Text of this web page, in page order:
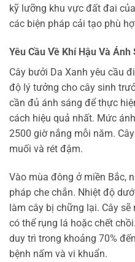
kỹ lưỡng khu vực đất đai
các biện pháp cải tạo phù
Yêu Cầu Về Khí Hậu Và Ánh
Cây bưởi Da Xanh yêu cầu
độ lý tưởng cho cây sinh
cần đủ ánh sáng để thực
cách hiệu quả nhất. Mức
2500 giờ nắng mỗi năm.
muối và rét đậm.
Vào mùa đông ở miền Bắc,
pháp che chắn. Nhiệt độ
làm cây bị chững lại. Cây
có thể rụng lá hoặc chết
duy trì trong khoảng 70%
bệnh nấm và vi khuẩn.